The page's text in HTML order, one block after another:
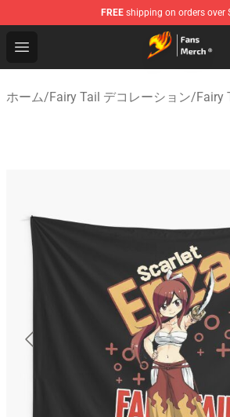
FREE shipping on orders over
Open menu
Fairy Tail Store - Official Fairy Tail
ホーム/Fairy Tail デコレーション/Fairy